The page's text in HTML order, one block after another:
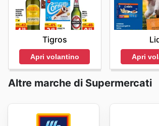
Stay up to date with Big Food
Tigros
Apri volantino Apri
Altre marche di Supermercati